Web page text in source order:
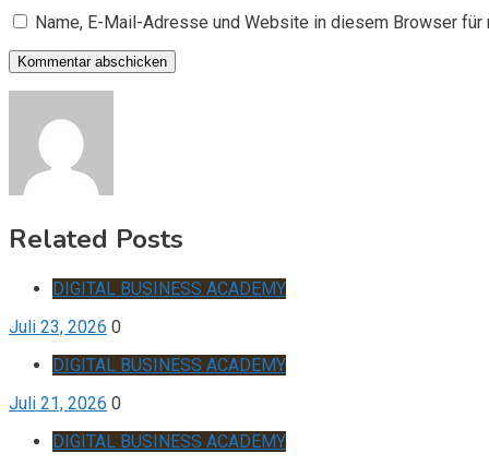
Name, E-Mail-Adresse und Website in diesem Browser
Related Posts
DIGITAL BUSINESS ACADEMY
Juli 23, 2026 0
DIGITAL BUSINESS ACADEMY
Juli 21, 2026 0
DIGITAL BUSINESS ACADEMY